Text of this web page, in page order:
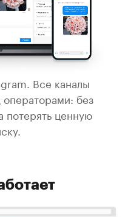
Все каналы
без
потерять ценную